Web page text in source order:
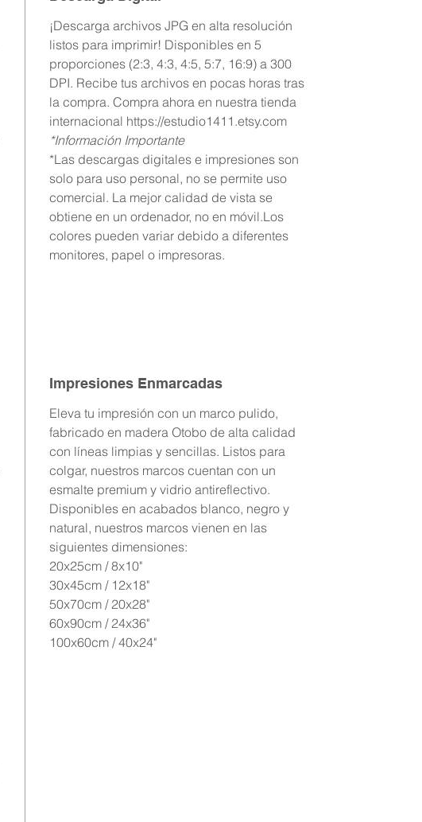
¡Descarga archivos JPG en alta resolución
listos para imprimir! Disponibles en 5
proporciones (2:3, 4:3, 4:5, 5:7, 16:9) a 300
DPI. Recibe tus archivos en pocas horas tras
la compra. Compra ahora en nuestra tienda
internacional https://estudio1411.etsy.com
*Información Importante
*Las descargas digitales e impresiones son
solo para uso personal, no se permite uso
comercial. La mejor calidad de vista se
obtiene en un ordenador, no en móvil.Los
colores pueden variar debido a diferentes
monitores, papel o impresoras.
Impresiones Enmarcadas
Eleva tu impresión con un marco pulido,
fabricado en madera Otobo de alta calidad
con líneas limpias y sencillas. Listos para
colgar, nuestros marcos cuentan con un
esmalte premium y vidrio antireflectivo.
Disponibles en acabados blanco, negro y
natural, nuestros marcos vienen en las
siguientes dimensiones:
20x25cm / 8x10"
30x45cm / 12x18"
50x70cm / 20x28"
60x90cm / 24x36"
100x60cm / 40x24"